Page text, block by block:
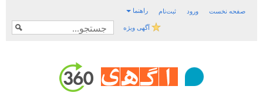
صفحه نخست ورود ثبت‌نام راهنما
آگهی ویژه